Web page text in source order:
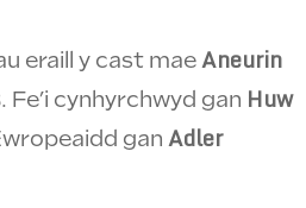
eraill y cast maeAneurin
. Fe’i cynhyrchwyd gan Huw
ganAdler